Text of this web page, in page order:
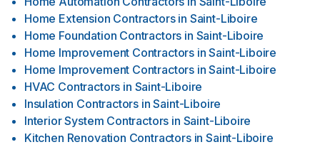
Home Extension Contractors in Saint-Liboire
Home Foundation Contractors in Saint-Liboire
Home Improvement Contractors in Saint-Liboire
Home Improvement Contractors in Saint-Liboire
HVAC Contractors in Saint-Liboire
Insulation Contractors in Saint-Liboire
Interior System Contractors in Saint-Liboire
Kitchen Renovation Contractors in Saint-Liboire